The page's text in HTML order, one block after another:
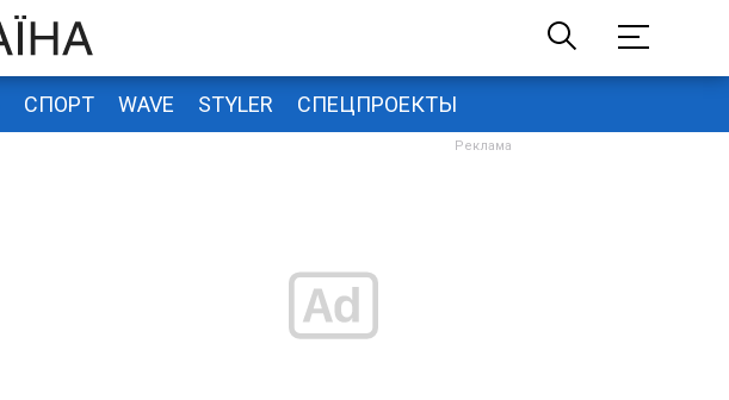
СПОРТ WAVE STYLER СПЕЦПРОЕКТЫ